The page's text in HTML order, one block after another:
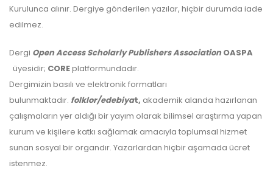
Kurulunca alınır. Dergiye gönderilen yazılar, hiçbir durumda iade
edilmez.
Dergi Open Access Scholarly Publishers Association OASPA
üyesidir; COREplatformundadır.
Dergimizin basılı ve elektronik formatları
bulunmaktadır. folklor/edebiyat, akademik alanda hazırlanan
çalışmaların yer aldığı bir yayım olarak bilimsel araştırma yapan
kurum ve kişilere katkı sağlamak amacıyla toplumsal hizmet
sunan sosyal bir organdır. Yazarlardan hiçbir aşamada ücret
istenmez.